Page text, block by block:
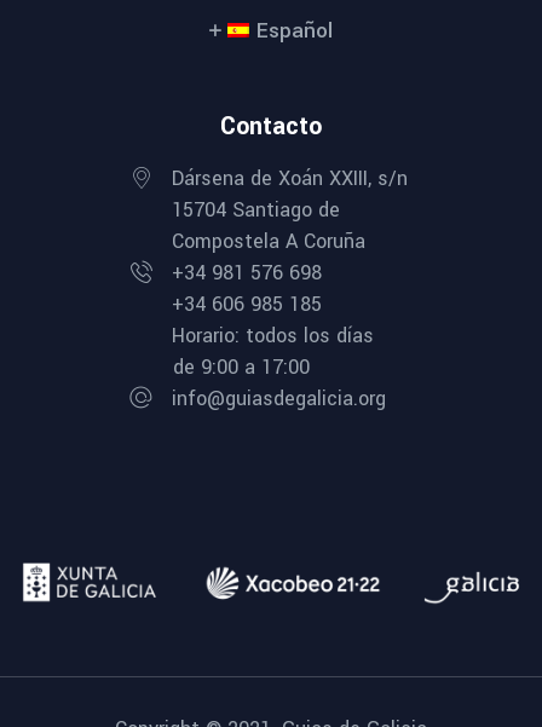
Español
Contacto
Dársena de Xoán XXIII, s/n
15704 Santiago de
Compostela A Coruña
+34 981 576 698
+34 606 985 185
Horario: todos los días
de 9:00 a 17:00
info@guiasdegalicia.org